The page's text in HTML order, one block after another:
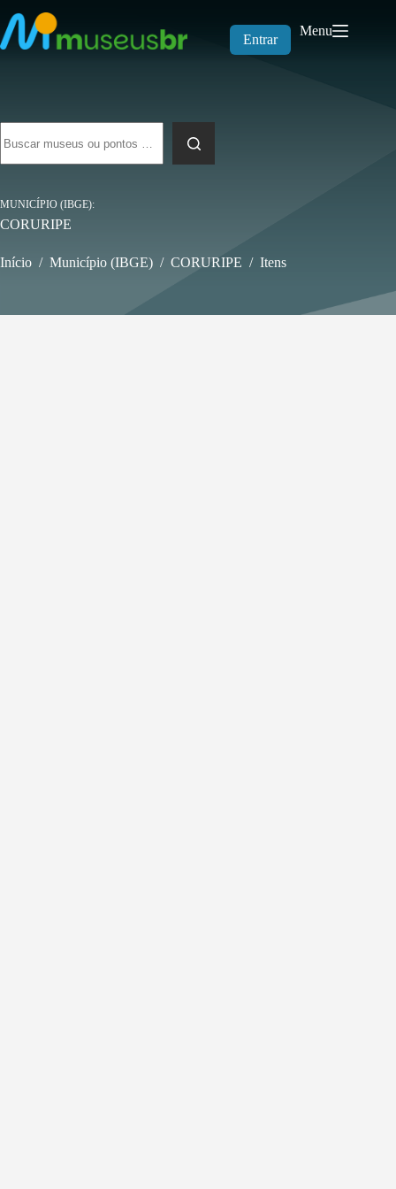
para
o
conteúdo
Entrar
Menu
resultados
MUNICÍPIO (IBGE)
CORURIPE
Início / Município (IBGE) / CORURIPE / Itens